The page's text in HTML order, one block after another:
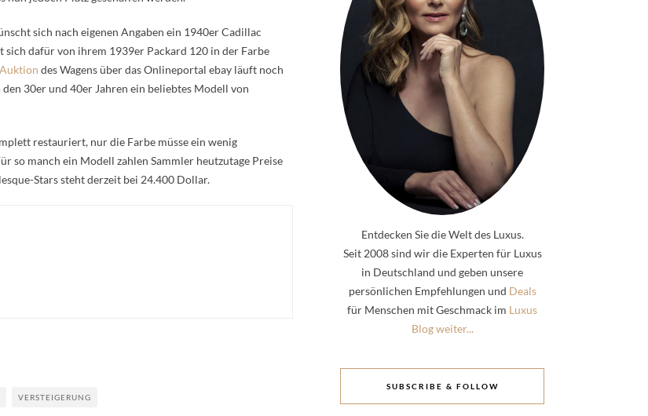
sich nach eigenen Angaben ein 1940er Cadillac
sich dafür von ihrem 1939er Packard 120 in der Farbe
Auktion des Wagens über das Onlineportal ebay läuft noch
30er und 40er Jahren ein beliebtes Modell von
restauriert, nur die Farbe müsse ein wenig
so manch ein Modell zahlen Sammler heutzutage Preise
Stars steht derzeit bei 24.400 Dollar.
VERSTEIGERUNG
Entdecken Sie die Welt des Luxus.
Seit 2008 sind wir die Experten für Luxus
in Deutschland und geben unsere
persönlichen Empfehlungen und Deals
für Menschen mit Geschmack im Luxus
Blog weiter...
SUBSCRIBE & FOLLOW